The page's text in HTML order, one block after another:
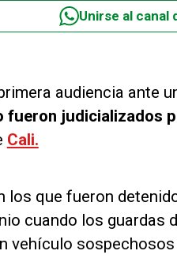
Unirse al canal
audiencia ante
fueron judicializados
Cali.
los que fueron
cuando los guardas
vehículo